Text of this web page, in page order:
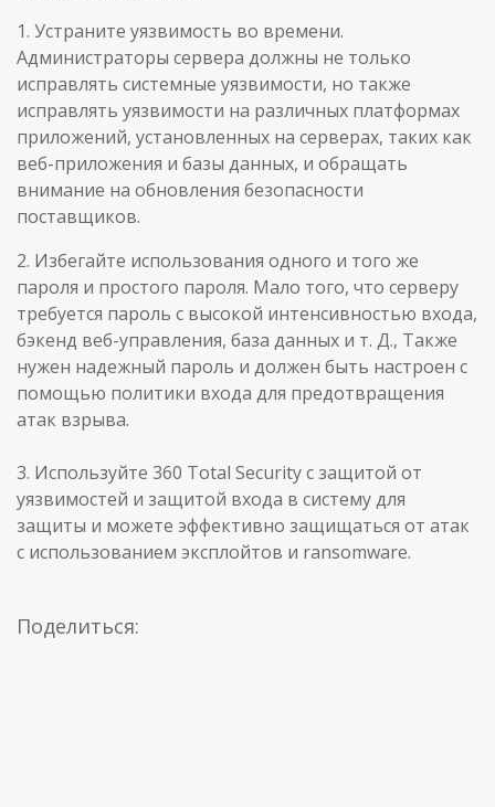
1. Устраните уязвимость во времени.
Администраторы сервера должны не только
исправлять системные уязвимости, но также
исправлять уязвимости на различных платформах
приложений, установленных на серверах, таких как
веб-приложения и базы данных, и обращать
внимание на обновления безопасности
поставщиков.
2. Избегайте использования одного и того же
пароля и простого пароля. Мало того, что серверу
требуется пароль с высокой интенсивностью входа,
бэкенд веб-управления, база данных и т. Д., Также
нужен надежный пароль и должен быть настроен с
помощью политики входа для предотвращения
атак взрыва.
3. Используйте 360 Total Security с защитой от
уязвимостей и защитой входа в систему для
защиты и можете эффективно защищаться от атак
с использованием эксплойтов и ransomware.
Поделиться: